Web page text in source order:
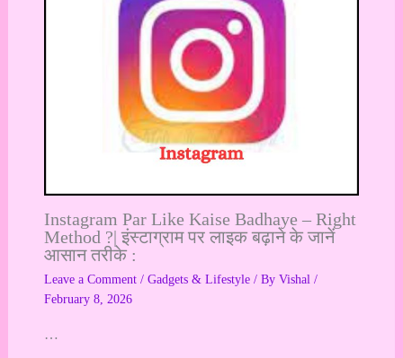
Instagram Par Like Kaise Badhaye – Right
Method ?| इंस्टाग्राम पर लाइक बढ़ाने के जानें
आसान तरीके :
Leave a Comment / Gadgets & Lifestyle/ By Vishal /
February 8, 2026
…